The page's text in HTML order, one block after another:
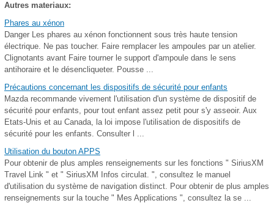
Autres materiaux:
Phares au xénon
Danger Les phares au xénon fonctionnent sous très haute tension
électrique. Ne pas toucher. Faire remplacer les ampoules par un atelier.
Clignotants avant Faire tourner le support d'ampoule dans le sens
antihoraire et le désencliqueter. Pousse ...
Précautions concernant les dispositifs de sécurité pour enfants
Mazda recommande vivement l'utilisation d'un système de dispositif de
sécurité pour enfants, pour tout enfant assez petit pour s'y asseoir. Aux
Etats-Unis et au Canada, la loi impose l'utilisation de dispositifs de
sécurité pour les enfants. Consulter l ...
Utilisation du bouton APPS
Pour obtenir de plus amples renseignements sur les fonctions " SiriusXM
Travel Link " et " SiriusXM Infos circulat. ", consultez le manuel
d'utilisation du système de navigation distinct. Pour obtenir de plus amples
renseignements sur la touche " Mes Applications ", consultez la se ...